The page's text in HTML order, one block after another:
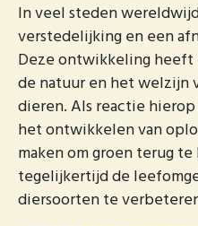
In veel steden
verstedelijking en een
Deze ontwikkeling
de natuur en het welzijn
dieren. Als reactie
het ontwikkelen van
maken om groen terug
tegelijkertijd de
diersoorten te